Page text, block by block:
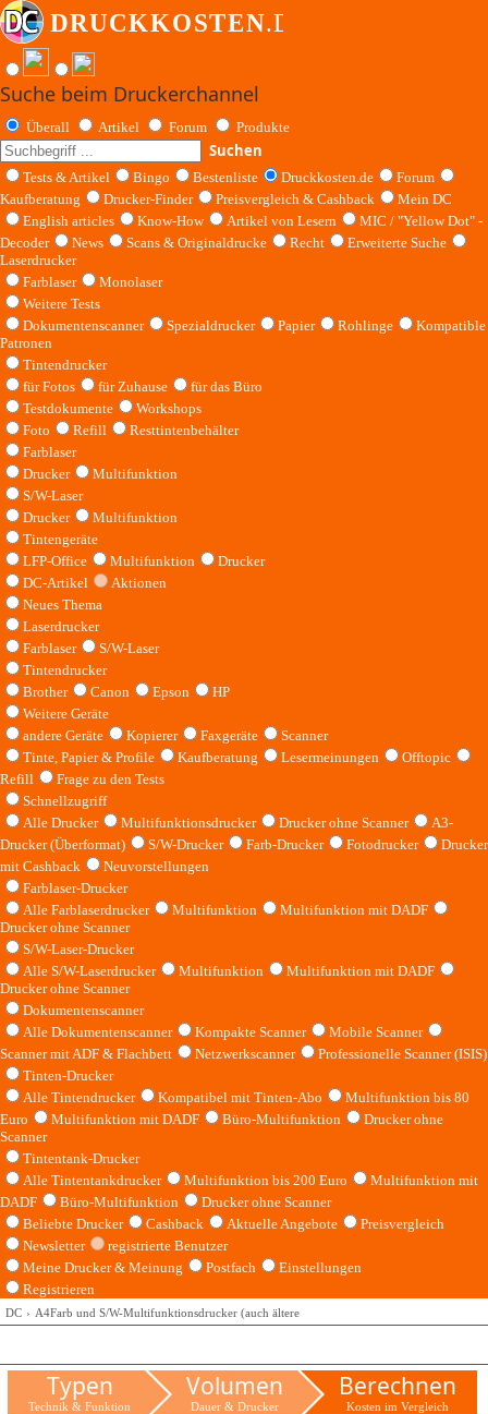
Suche beim Druckerchannel
Überall Artikel Forum Produkte
Suchen
Tests & Artikel Bingo Bestenliste Druckkosten.de
Forum
Kaufberatung
Drucker-Finder Preisvergleich & Cashback
Mein DC
English articles
Know-How Artikel von Lesern
MIC / "Yellow Dot" -
Decoder
News Scans & Originaldrucke Recht
Erweiterte Suche
Laserdrucker
Farblaser
Monolaser
Weitere Tests
Dokumentenscanner
Spezialdrucker Papier Rohlinge
Kompatible
Patronen
Tintendrucker
für Fotos
für Zuhause
für das Büro
Testdokumente
Workshops
Foto
Refill
Resttintenbehälter
Farblaser
Drucker
Multifunktion
S/W-Laser
Drucker
Multifunktion
Tintengeräte
LFP-Office
Multifunktion
Drucker
DC-Artikel
Aktionen
Neues Thema
Laserdrucker
Farblaser
S/W-Laser
Tintendrucker
Brother
Canon Epson
HP
Weitere Geräte
andere Geräte
Kopierer Faxgeräte
Scanner
Tinte, Papier & Profile
Kaufberatung Lesermeinungen
Offtopic
Refill
Frage zu den Tests
Schnellzugriff
Alle Drucker
Multifunktionsdrucker Drucker ohne Scanner
A3-
Drucker (Überformat)
S/W-Drucker Farb-Drucker Fotodrucker
Drucker
mit Cashback
Neuvorstellungen
Farblaser-Drucker
Alle Farblaserdrucker
Multifunktion
Multifunktion mit DADF
Drucker ohne Scanner
S/W-Laser-Drucker
Alle S/W-Laserdrucker
Multifunktion
Multifunktion mit DADF
Drucker ohne Scanner
Dokumentenscanner
Alle Dokumentenscanner
Kompakte Scanner
Mobile Scanner
Scanner mit ADF & Flachbett
Netzwerkscanner
Professionelle Scanner (ISIS)
Tinten-Drucker
Alle Tintendrucker
Kompatibel mit Tinten-Abo
Multifunktion bis 80
Euro
Multifunktion mit DADF Büro-Multifunktion
Drucker ohne
Scanner
Tintentank-Drucker
Alle Tintentankdrucker
Multifunktion bis 200 Euro
Multifunktion mit
DADF
Büro-Multifunktion
Drucker ohne Scanner
Beliebte Drucker
Cashback Aktuelle Angebote
Preisvergleich
Newsletter
registrierte Benutzer
Meine Drucker & Meinung
Postfach
Einstellungen
Registrieren
DC A4Farb und S/W-Multifunktionsdrucker (auch ältere
Typen
Technik & Funktion
Volumen
Dauer & Drucker
Berechnen
Kosten im Vergleich